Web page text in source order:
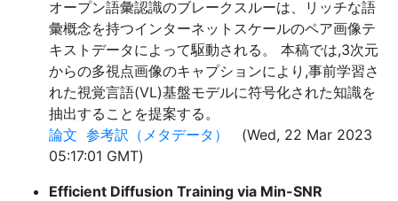
オープン語彙認識のブレークスルーは、リッチな語
彙概念を持つインターネットスケールのペア画像テ
キストデータによって駆動される。 本稿では,3次元
からの多視点画像のキャプションにより,事前学習さ
れた視覚言語(VL)基盤モデルに符号化された知識を
抽出することを提案する。
論文 参考訳（メタデータ）
(Wed, 22 Mar 2023
05:17:01 GMT)
Efficient Diffusion Training via Min-SNR